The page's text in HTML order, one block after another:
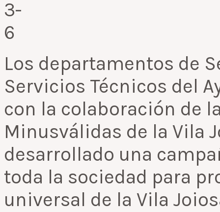
Los departamentos de
Servicios Técnicos del
con la colaboración de
Minusválidas de la Vila
desarrollado una
toda la sociedad para
universal de la Vila